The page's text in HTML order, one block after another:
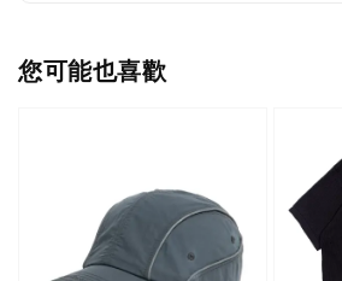
您可能也喜歡